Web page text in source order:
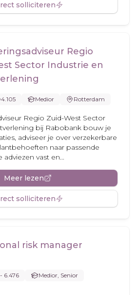
solliciteren
Regio
Sector Industrie en
4.105 Medior Rotterdam
Regio Zuid-West Sector
bij Rabobank bouw je
adviseer je over verzekerbare
naar passende
vast en...
Meer lezen
solliciteren
risk manager
6.476
Medior, Senior